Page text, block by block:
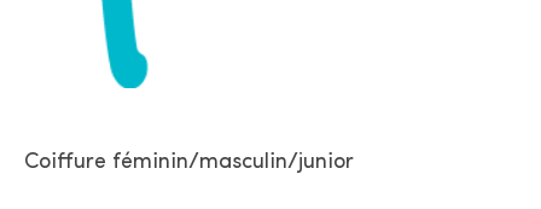
Coiffure féminin/masculin/junior